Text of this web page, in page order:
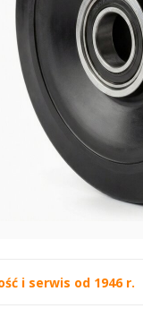
i serwis od 1946 r.